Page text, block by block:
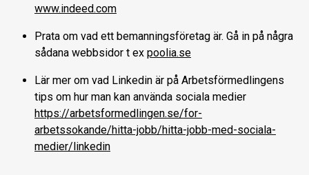
www.indeed.com
Prata om vad ett bemanningsföretag är. Gå in på några
sådana webbsidor t ex poolia.se
Lär mer om vad Linkedin är på Arbetsförmedlingens
tips om hur man kan använda sociala medier
https://arbetsformedlingen.se/for-
arbetssokande/hitta-jobb/hitta-jobb-med-sociala-
medier/linkedin